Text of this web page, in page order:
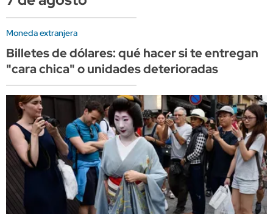
Moneda extranjera
Billetes de dólares: qué hacer si te entregan
"cara chica" o unidades deterioradas